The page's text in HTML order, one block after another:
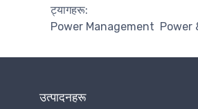
ट्यागहरू:
Power Management Power
उत्पादनहरू